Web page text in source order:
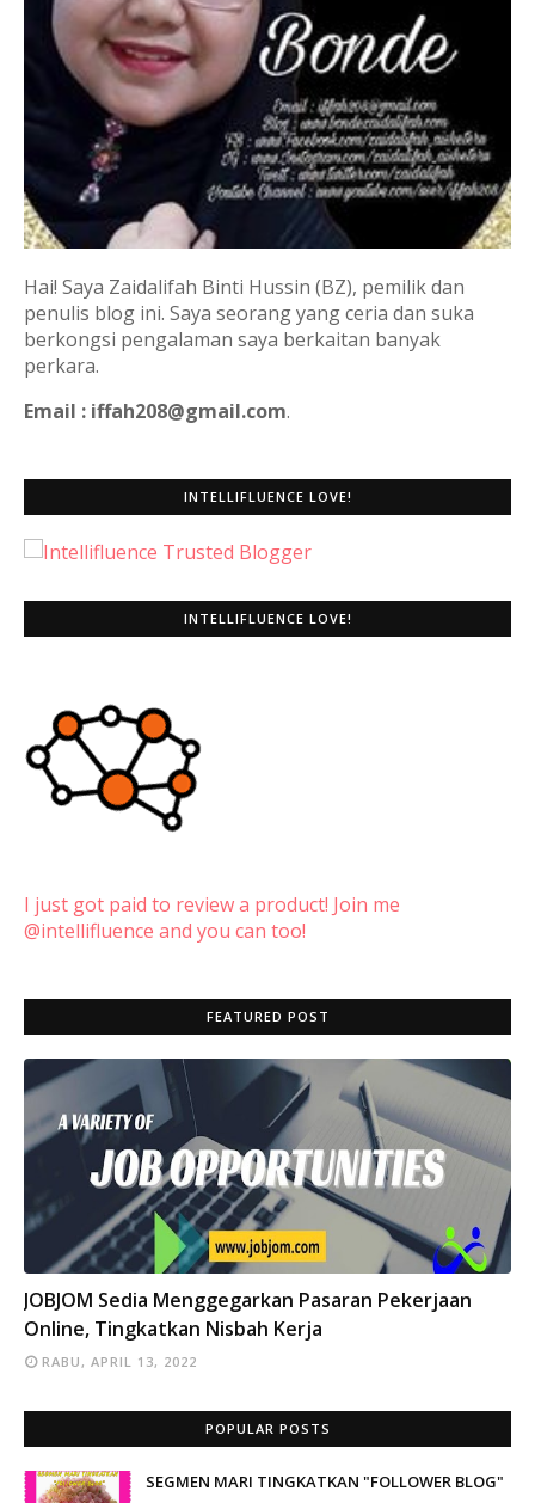
Hai! Saya Zaidalifah Binti Hussin (BZ), pemilik dan
penulis blog ini. Saya seorang yang ceria dan suka
berkongsi pengalaman saya berkaitan banyak
perkara.
Email : iffah208@gmail.com.
INTELLIFLUENCE LOVE!
INTELLIFLUENCE LOVE!
I just got paid to review a product! Join me
@intellifluence and you can too!
FEATURED POST
INFO
JOBJOM Sedia Menggegarkan Pasaran Pekerjaan
Online, Tingkatkan Nisbah Kerja
RABU, APRIL 13, 2022
POPULAR POSTS
SEGMEN MARI TINGKATKAN "FOLLOWER BLOG"